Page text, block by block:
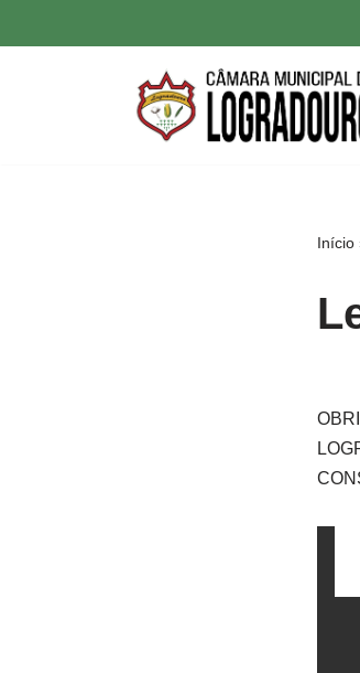
Início